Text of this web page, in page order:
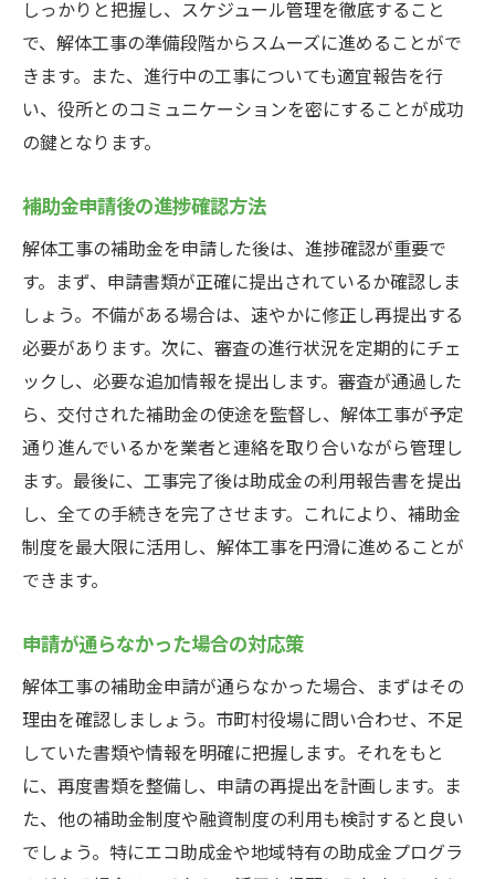
しっかりと把握し、スケジュール管理を徹底すること
で、解体工事の準備段階からスムーズに進めることがで
きます。また、進行中の工事についても適宜報告を行
い、役所とのコミュニケーションを密にすることが成功
の鍵となります。
補助金申請後の進捗確認方法
解体工事の補助金を申請した後は、進捗確認が重要で
す。まず、申請書類が正確に提出されているか確認しま
しょう。不備がある場合は、速やかに修正し再提出する
必要があります。次に、審査の進行状況を定期的にチェ
ックし、必要な追加情報を提出します。審査が通過した
ら、交付された補助金の使途を監督し、解体工事が予定
通り進んでいるかを業者と連絡を取り合いながら管理し
ます。最後に、工事完了後は助成金の利用報告書を提出
し、全ての手続きを完了させます。これにより、補助金
制度を最大限に活用し、解体工事を円滑に進めることが
できます。
申請が通らなかった場合の対応策
解体工事の補助金申請が通らなかった場合、まずはその
理由を確認しましょう。市町村役場に問い合わせ、不足
していた書類や情報を明確に把握します。それをもと
に、再度書類を整備し、申請の再提出を計画します。ま
た、他の補助金制度や融資制度の利用も検討すると良い
でしょう。特にエコ助成金や地域特有の助成金プログラ